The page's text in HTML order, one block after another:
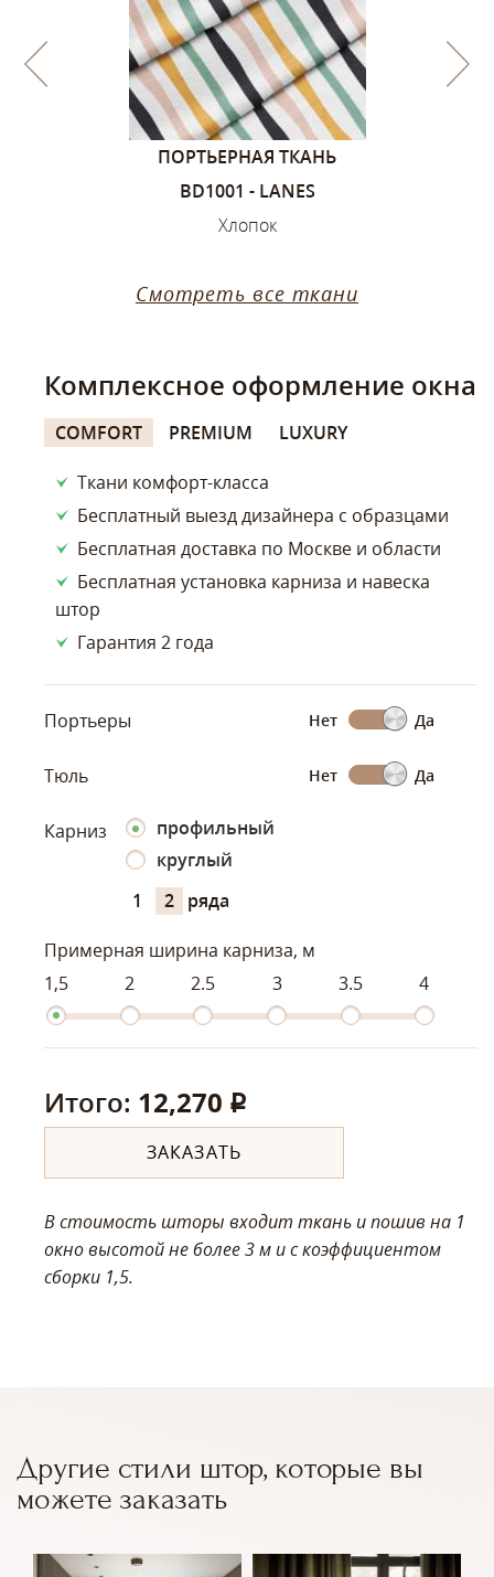
ПОРТЬЕРНАЯ ТКАНЬ
BD1001 - LANES
Хлопок
Смотреть все ткани
Комплексное оформление окна
COMFORT PREMIUM LUXURY
Ткани комфорт-класса
Бесплатный выезд дизайнера с образцами
Бесплатная доставка по Москве и области
Бесплатная установка карниза и навеска
штор
Гарантия 2 года
Портьеры Нет Да
Тюль Нет Да
Карниз
профильный
круглый
1
2 ряда
Примерная ширина карниза, м
1,5
2 2.5 3 3.5 4
Итого: 12,270 q
ЗАКАЗАТЬ
В стоимость шторы входит ткань и пошив на 1
окно высотой не более 3 м и с коэффициентом
сборки 1,5.
Другие стили штор, которые вы
можете заказать